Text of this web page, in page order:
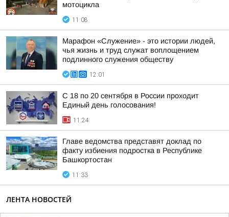
мотоцикла
11:08
Марафон «Служение» - это истории людей,
чья жизнь и труд служат воплощением
подлинного служения обществу
12:01
С 18 по 20 сентября в России проходит
Единый день голосования!
11:24
Главе ведомства представят доклад по
факту избиения подростка в Республике
Башкортостан
11:33
ЛЕНТА НОВОСТЕЙ